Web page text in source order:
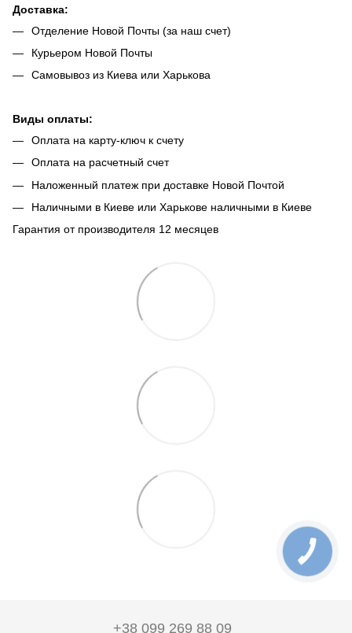
Доставка:
Отделение Новой Почты (за наш счет)
Курьером Новой Почты
Самовывоз из Киева или Харькова
Виды оплаты:
Оплата на карту-ключ к счету
Оплата на расчетный счет
Наложенный платеж при доставке Новой Почтой
Наличными в Киеве или Харькове наличными в Киеве
Гарантия от производителя 12 месяцев
+38 099 269 88 09